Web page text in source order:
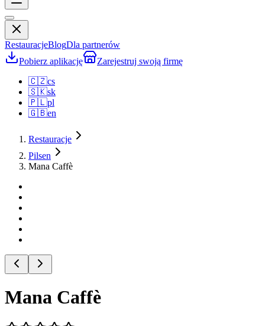
RestauracjeBlogDla partnerów
Pobierz aplikację
Zarejestruj swoją firmę
🇨🇿cs
🇸🇰sk
🇵🇱pl
🇬🇧en
Restauracje
Pilsen
Mana Caffè
Mana Caffè